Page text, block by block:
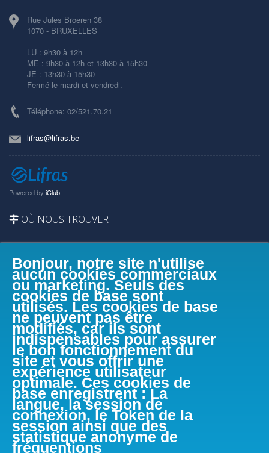
Bonjour, notre site n'utilise
aucun cookies commerciaux
ou marketing. Seuls des
cookies de base sont
utilisés. Les cookies de base
ne peuvent pas être
modifiés, car ils sont
indispensables pour assurer
le bon fonctionnement du
site et vous offrir une
expérience utilisateur
optimale. Ces cookies de
base enregistrent : La
langue, la session de
connexion, le Token de la
session ainsi que des
statistique anonyme de
fréquentions
Rue Jules Broeren 38
1070 - BRUXELLES
LU : 9h30 à 12h
ME : 9h30 à 12h et 13h30 à 15h30
JE : 13h30 à 15h30
Fermé le mardi et vendredi.
Téléphone: 02/521.70.21
lifras@lifras.be
Powered by iClub
OÙ NOUS TROUVER
FACEBOOK